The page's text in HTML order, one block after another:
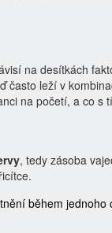
na desítkách
často leží v
na početí, a co s
, tedy zásoba
během jednoho